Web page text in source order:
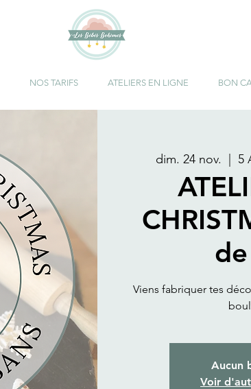
NOS TARIFS ATELIERS EN LIGNE BON
dim. 24 nov.
  |
5
Viens fabriquer tes
Aucun
Voir